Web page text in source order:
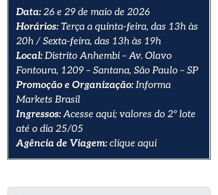
Data:26 e 29 de maio de 2026
Horários: Terça a quinta-feira, das 13h às
20h / Sexta-feira, das 13h às 19h
Local:Distrito Anhembi – Av. Olavo
Fontoura, 1209 – Santana, São Paulo – SP
Promoção e Organização:Informa
Markets Brasil
Ingressos:Acesse aqui; valores do 2º lote
até o dia 25/05
Agência de Viagem:clique aqui